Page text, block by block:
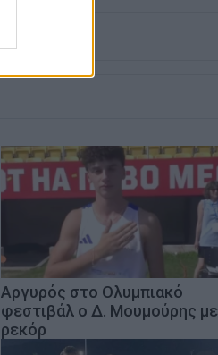
Αργυρός στο Ολυμπιακό
φεστιβάλ ο Δ. Μουμούρης με
ρεκόρ